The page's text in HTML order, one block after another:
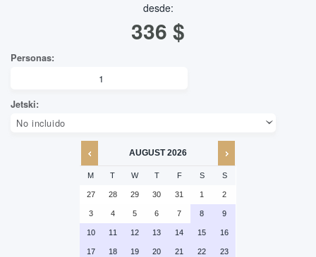
desde:
336 $
AUGUST 2026
M T W T F S S
27 28 29 30 31 1 2
3 4 5 6 7 8 9
10 11 12 13 14 15 16
17 18 19 20 21 22 23